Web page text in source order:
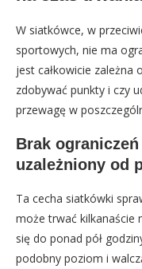
W siatkówce, w
sportowych, nie ma
jest całkowicie zależna
zdobywać punkty i czy
przewagę w
Brak
uzależniony od
Ta cecha siatkówki
może trwać kilkanaście
się do ponad pół
podobny poziom i